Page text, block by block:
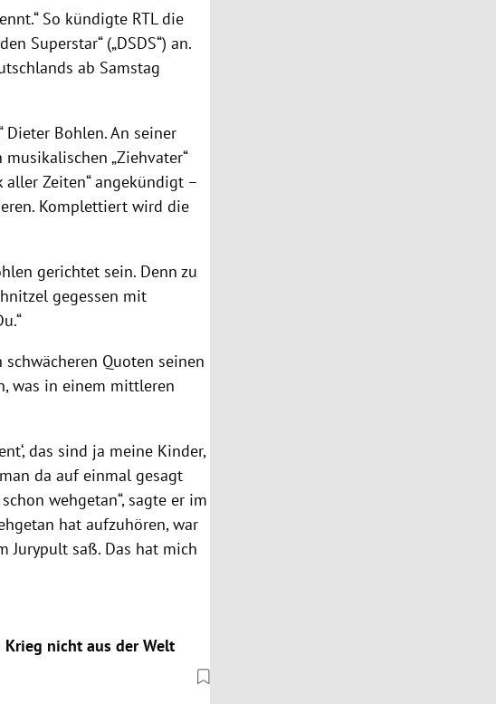
So kündigte RTL die
Superstar“ („DSDS“) an.
ab Samstag
Dieter Bohlen. An seiner
musikalischen „Ziehvater“
aller Zeiten“ angekündigt –
Komplettiert wird die
gerichtet sein. Denn zu
gegessen mit
Quoten seinen
was in einem mittleren
das sind ja meine Kinder,
da auf einmal gesagt
wehgetan“, sagte er im
hat aufzuhören, war
Jurypult saß. Das hat mich
nicht aus der Welt